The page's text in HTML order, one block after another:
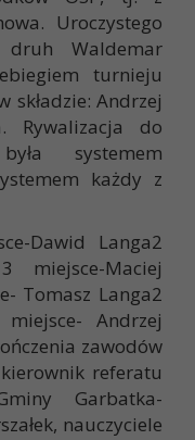
Uroczystego
Waldemar
turnieju
składzie: Andrzej
Rywalizacja do
systemem
każdy z
Dawid Langa2
miejsce-Maciej
Tomasz Langa2
Andrzej
zawodów
referatu
Garbatka-
nauczyciele